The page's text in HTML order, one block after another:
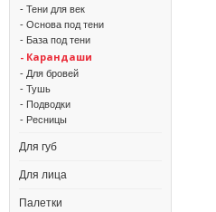
- Тени для век
- Основа под тени
- База под тени
- Карандаши
- Для бровей
- Тушь
- Подводки
- Ресницы
Для губ
Для лица
Палетки